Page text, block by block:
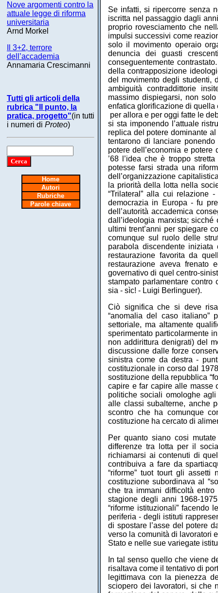
Nove argomenti contro la
attuale legge di riforma
universitaria
Arnd Morkel
Il 3+2, terrore
dell’accademia
Annamaria Crescimanni
Tutti gli articoli della
rubrica "Il punto, la
pratica, progetto"(in tutti
i numeri di Proteo)
Home
Autori
Rubriche
Parole chiave
Se infatti, si ripercorre senza
iscritta nel passaggio dagli
proprio rovesciamento che
impulsi successivi come
solo il movimento operaio
denuncia dei guasti
conseguentemente
della contrapposizione
del movimento degli studenti,
ambiguità contraddittorie
massimo dispiegarsi, non
enfatica glorificazione di quella
per allora e per oggi fatte le
si sta imponendo l’attuale
replica del potere dominante
tentarono di lanciare
potere dell’economia e
’68 l’idea che è troppo
potesse farsi strada una
dell’organizzazione
la priorità della lotta nella
“Trilateral” alla cui relazione
democrazia in Europa - fu
dell’autorità accademica
dall’ideologia marxista;
ultimi trent’anni per spiegare
comunque sul ruolo delle
parabola discendente
restaurazione favorita da
restaurazione aveva frenato
governativo di quel centro-
stampato parlamentare
sia - sìc! - Luigi Berlinguer).
Ciò significa che si deve
“anomalia del caso
settoriale, ma altamente
sperimentato particolarmente
non addirittura denigrati) del
discussione dalle forze
sinistra come da destra -
costituzionale in corso dal
sostituzione della repubblica
capire e far capire alle masse
politiche sociali omologhe
alle classi subalterne, anche
scontro che ha comunque
costituzione ha cercato di
Per quanto siano cosi
differenze tra lotta per il
richiamarsi ai contenuti di
contribuiva a fare da
“riforme” tuot tourt gli assetti
costituzione subordinava al
che tra immani difficoltà entro
stagione degli anni 1968-
“riforme istituzionali” facendo
periferia - degli istituti
di spostare l’asse del potere
verso la comunità di lavoratori
Stato e nelle sue variegate
In tal senso quello che viene
risaltava come il tentativo di
legittimava con la pienezza
sciopero dei lavoratori, si che